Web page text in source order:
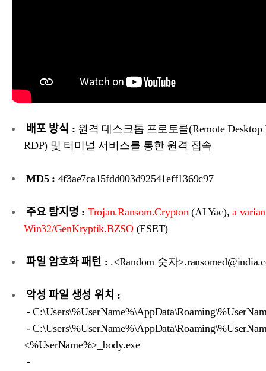
배포 방식 : 원격 데스크톱 프로토콜(Remote Desktop
RDP) 및 터미널 서비스를 통한 원격 접속
MD5 : 4f3ae7ca15fdd003d92541eff1369c97
주요 탐지명 : Trojan.Ransom.Crypton(ALYac), a
Win32/GenKryptik.BZSO(ESET)
파일 암호화 패턴 : .<Random 숫자
악성 파일 생성 위치 :
-
-
<%UserName%>_body.exe
-